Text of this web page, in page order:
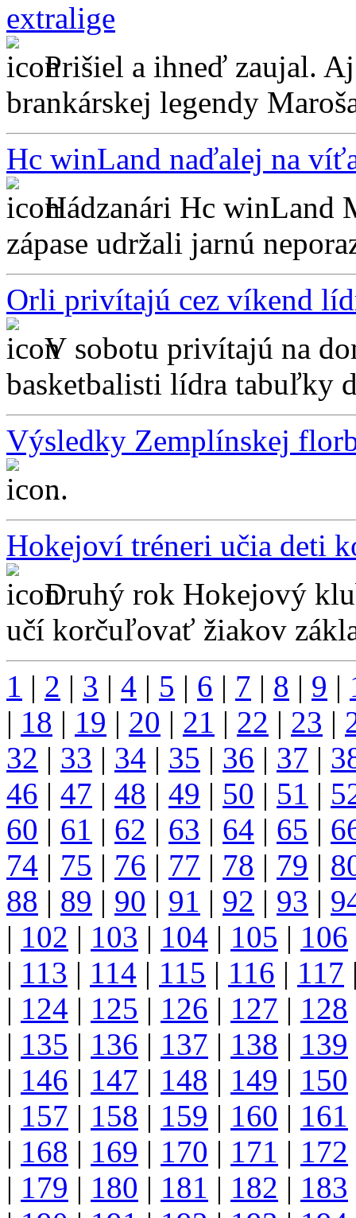
extralige
Prišiel a ihneď zaujal.
brankárskej legendy
Hc winLand naďalej na
Hádzanári Hc winLand
zápase udržali jarnú
Orli privítajú cez víkend
V sobotu privítajú na
basketbalisti lídra tabuľky
Výsledky Zemplínskej
...
Hokejoví tréneri učia deti
Druhý rok Hokejový
učí korčuľovať žiakov
1 | 2 | 3 | 4 | 5 | 6 | 7 | 8 | 9 |
| 18 | 19 | 20 | 21 | 22 | 23 |
32 | 33 | 34 | 35 | 36 | 37 |
46 | 47 | 48 | 49 | 50 | 51 |
60 | 61 | 62 | 63 | 64 | 65 |
74 | 75 | 76 | 77 | 78 | 79 |
88 | 89 | 90 | 91 | 92 | 93 |
| 102 | 103 | 104 | 105 | 106
| 113 | 114 | 115 | 116 | 117
| 124 | 125 | 126 | 127 | 128
| 135 | 136 | 137 | 138 | 139
| 146 | 147 | 148 | 149 | 150
| 157 | 158 | 159 | 160 | 161
| 168 | 169 | 170 | 171 | 172
| 179 | 180 | 181 | 182 | 183